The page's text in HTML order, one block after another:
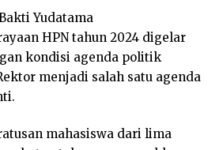
Yudatama
HPN tahun 2024 digelar
kondisi agenda politik
menjadi salah satu agenda
mahasiswa dari lima